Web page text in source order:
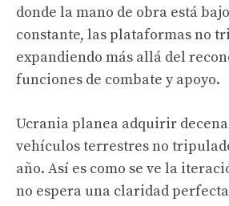
donde la mano de obra está
constante, las plataformas no
expandiendo más allá del
funciones de combate y apoyo.
Ucrania planea adquirir
vehículos terrestres no
año. Así es como se ve la
no espera una claridad